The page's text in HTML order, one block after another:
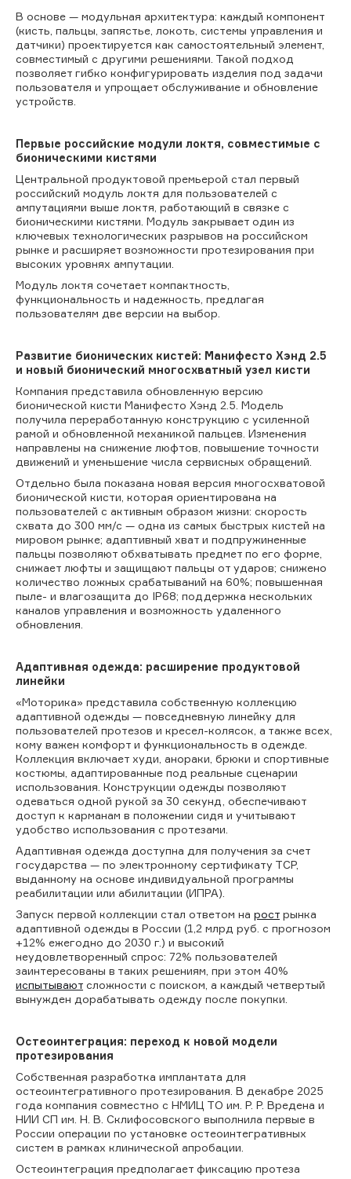
В основе — модульная архитектура: каждый компонент
(кисть, пальцы, запястье, локоть, системы управления и
датчики) проектируется как самостоятельный элемент,
совместимый с другими решениями. Такой подход
позволяет гибко конфигурировать изделия под задачи
пользователя и упрощает обслуживание и обновление
устройств.
Первые российские модули локтя, совместимые с
бионическими кистями
Центральной продуктовой премьерой стал первый
российский модуль локтя для пользователей с
ампутациями выше локтя, работающий в связке с
бионическими кистями. Модуль закрывает один из
ключевых технологических разрывов на российском
рынке и расширяет возможности протезирования при
высоких уровнях ампутации.
Модуль локтя сочетает компактность,
функциональность и надежность, предлагая
пользователям две версии на выбор.
Развитие бионических кистей: Манифесто Хэнд 2.5
и новый бионический многосхватный узел кисти
Компания представила обновленную версию
бионической кисти Манифесто Хэнд 2.5. Модель
получила переработанную конструкцию с усиленной
рамой и обновленной механикой пальцев. Изменения
направлены на снижение люфтов, повышение точности
движений и уменьшение числа сервисных обращений.
Отдельно была показана новая версия многосхватовой
бионической кисти, которая ориентирована на
пользователей с активным образом жизни: скорость
схвата до 300 мм/с — одна из самых быстрых кистей на
мировом рынке; адаптивный хват и подпружиненные
пальцы позволяют обхватывать предмет по его форме,
снижает люфты и защищают пальцы от ударов; снижено
количество ложных срабатываний на 60%; повышенная
пыле- и влагозащита до IP68; поддержка нескольких
каналов управления и возможность удаленного
обновления.
Адаптивная одежда: расширение продуктовой
линейки
«Моторика» представила собственную коллекцию
адаптивной одежды — повседневную линейку для
пользователей протезов и кресел-колясок, а также всех,
кому важен комфорт и функциональность в одежде.
Коллекция включает худи, анораки, брюки и спортивные
костюмы, адаптированные под реальные сценарии
использования. Конструкции одежды позволяют
одеваться одной рукой за 30 секунд, обеспечивают
доступ к карманам в положении сидя и учитывают
удобство использования с протезами.
Адаптивная одежда доступна для получения за счет
государства — по электронному сертификату ТСР,
выданному на основе индивидуальной программы
реабилитации или абилитации (ИПРА).
Запуск первой коллекции стал ответом на рост рынка
адаптивной одежды в России (1,2 млрд руб. с прогнозом
+12% ежегодно до 2030 г.) и высокий
неудовлетворенный спрос: 72% пользователей
заинтересованы в таких решениям, при этом 40%
испытывают сложности с поиском, а каждый четвертый
вынужден дорабатывать одежду после покупки.
Остеоинтеграция: переход к новой модели
протезирования
Собственная разработка имплантата для
остеоинтегративного протезирования. В декабре 2025
года компания совместно с НМИЦ ТО им. Р. Р. Вредена и
НИИ СП им. Н. В. Склифосовского выполнила первые в
России операции по установке остеоинтегративных
систем в рамках клинической апробации.
Остеоинтеграция предполагает фиксацию протеза